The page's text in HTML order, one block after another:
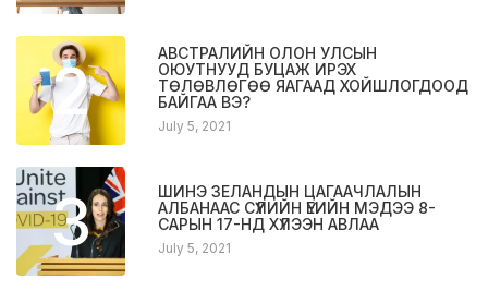
2
АВСТРАЛИЙН ОЛОН УЛСЫН
ОЮУТНУУД БУЦАЖ ИРЭХ
ТӨЛӨВЛӨГӨӨ ЯАГААД ХОЙШЛОГДООД
БАЙГАА ВЭ?
July 5, 2021
3
ШИНЭ ЗЕЛАНДЫН ЦАГААЧЛАЛЫН
АЛБАНААС СҮҮЛИЙН ҮЕИЙН МЭДЭЭ 8-
САРЫН 17-НД ХҮЛЭЭН АВЛАА
July 5, 2021